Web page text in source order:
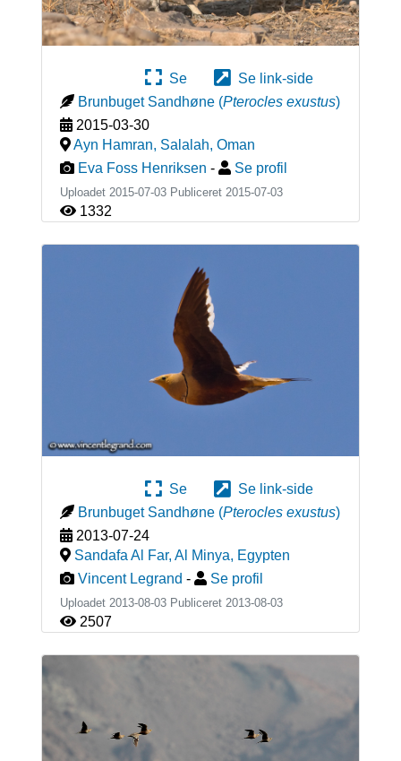
Se
Se link-side
Brunbuget Sandhøne (Pterocles exustus)
2015-03-30
Ayn Hamran, Salalah, Oman
Eva Foss Henriksen - Se profil
Uploadet 2015-07-03 Publiceret 2015-07-03
1332
Se
Se link-side
Brunbuget Sandhøne (Pterocles exustus)
2013-07-24
Sandafa Al Far, Al Minya, Egypten
Vincent Legrand - Se profil
Uploadet 2013-08-03 Publiceret 2013-08-03
2507